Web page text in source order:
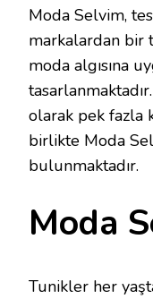
Moda Selvim,
markalardan bir
moda algısına
olarak pek fazla
birlikte Moda
bulunmaktadır.
Moda
Tunikler her